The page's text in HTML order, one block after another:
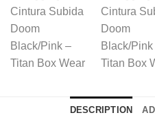
DESCRIPTION